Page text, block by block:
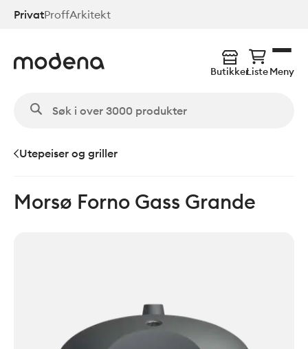
Hopp
PrivatProffArkitekt
ButikkerListeMeny
Utepeiser og griller
Morsø Forno Gass Grande